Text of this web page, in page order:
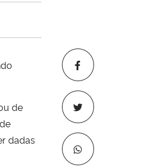
de
dadas